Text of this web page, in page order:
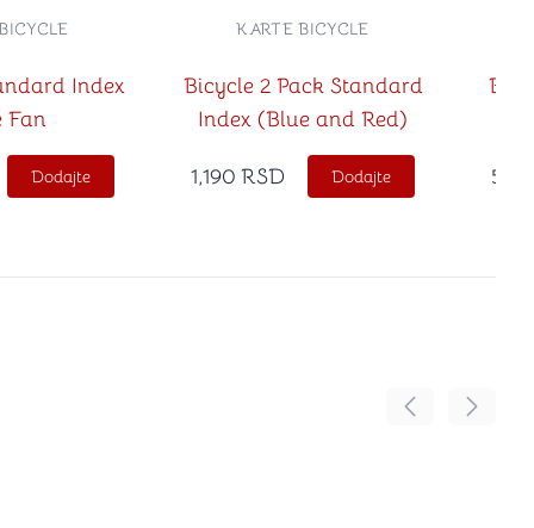
Index
Fan
Dodajte
Bicycle 2 Pack Standard
Index (Blue and Red)
KARTE BICYCLE
1,190 RSD Dodajte 590
Pomeranje